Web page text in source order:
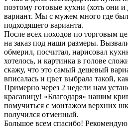
поэтому готовые кухни (хоть они
вариант. Мы с мужем много где
подходящего варианта.
После всех походов по торговым
на заказ под наши размеры.
обмерил, посчитал, нарисовал
хотелось, и картинка в голове
скажу, что это самый дешевый
вписалась и цвет выбрала такой,
Примерно через 2 недели нам
красавицу! «Благодаря» нашим
помучиться с монтажом верхних
получился отменный.
Большое всем спасибо!